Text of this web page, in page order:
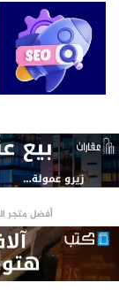
أفضل متجر